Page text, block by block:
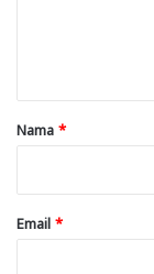
rNama *
Email *